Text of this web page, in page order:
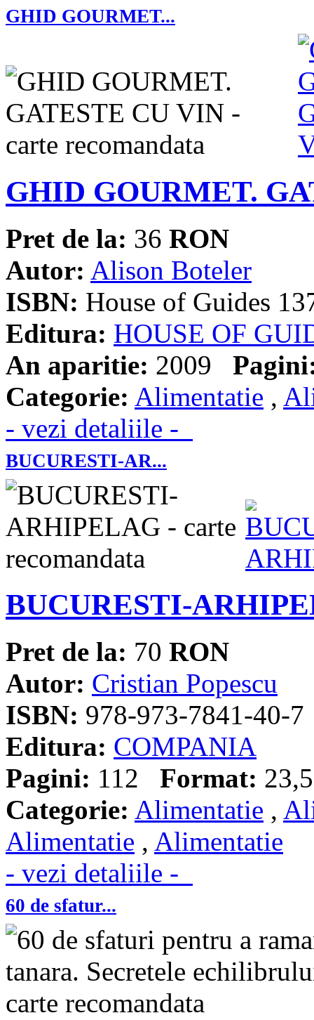
GHID GOURMET...
GHID GOURMET.
Pret de la: 36 RON
Autor: Alison Boteler
ISBN: House of Guides
Editura: HOUSE OF
An aparitie: 2009
Categorie: Alimentatie ,
- vezi detaliile -
BUCURESTI-AR...
BUCURESTI-
Pret de la: 70 RON
Autor: Cristian Popescu
ISBN: 978-973-7841-40-7
Editura: COMPANIA
Pagini: 112 Format:
Categorie: Alimentatie ,
Alimentatie , Alimentatie
- vezi detaliile -
60 de sfatur...